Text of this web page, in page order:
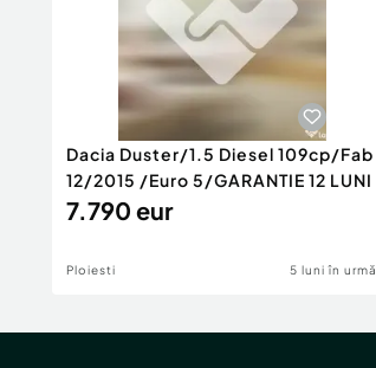
Dacia Duster/1.5 Diesel 109cp/Fab
12/2015 /Euro 5/GARANTIE 12 LUNI
7.790 eur
Ploiesti 5 luni în urmă